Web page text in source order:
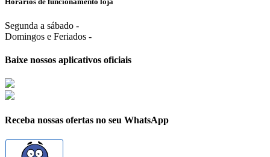
Segunda a sábado -
Domingos e Feriados -
Baixe nossos aplicativos oficiais
Receba nossas ofertas no seu WhatsApp